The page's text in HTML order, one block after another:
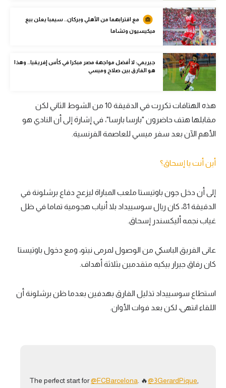
ركن الألعاب
أقسام خاصة
Gamers
ميركاتو
تحقيق في الجول
حكايات في الجول
كويز في الجول
فيديو في الجول
مع اقترابهما من الأهلي وبركان.. سيمبا يعلن بيع
ميكيسيون وتشاما
جيريمي: لا أفضل مواجهة مصر مبكرا في كأس إفريقيا.. وهذا
هو الفارق بين صلاح وميسي
هذه الهتافات تكررت في الدقيقة 10 من الشوط الثاني لكن
مقابلها هتف حاضرون "بارسا بارسا"، في إشارة إلى أن النادي هو
الأهم الآن بعد سفر ميسي للعاصمة الفرنسية.
أين أنت يا إسحاق؟
إلى أن دخل جون باوتيستا ملعب المباراة ليزعج دفاع برشلونة في
الدقيقة 81، كان ريال سوسييداد بلا أنياب هجومية تماما في ظل
غياب نجمه أليكسندر إسحاق.
عانى الفريق الباسكي من الوصول لمرمى نيتو، ومع دخول باوتيستا
كان رفاق جيرار بيكيه متقدمين بثلاثة أهداف.
استطاع سوسييداد تذليل الفارق بهدفين بعدما ظن برشلونة أن
اللقاء انتهى، لكن بعد فوات الأوان.
The perfect start for@FCBarcelona . 🔥@3GerardPique